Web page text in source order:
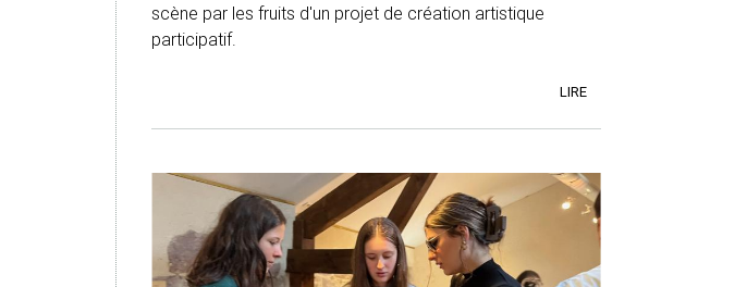
scène par les fruits d'un projet de création artistique
participatif.
LIRE